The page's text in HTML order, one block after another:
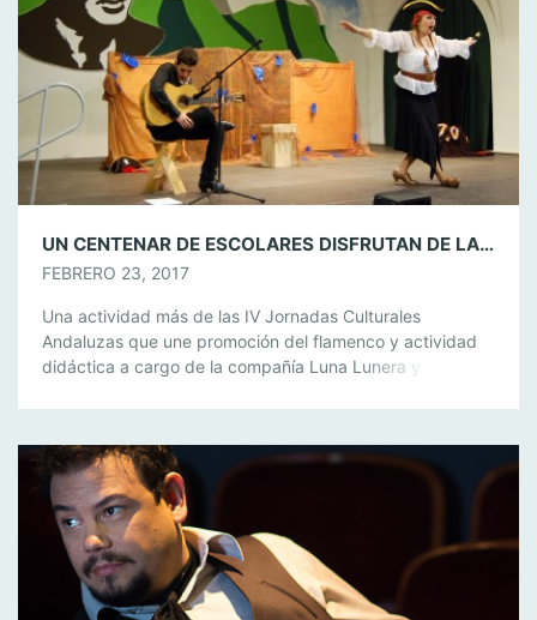
UN CENTENAR DE ESCOLARES DISFRUTAN DE LA OBRA DE TEATRO FLAMENCO ‘EN BUSCA DEL COMPÁS’
FEBRERO 23, 2017
Una actividad más de las IV Jornadas Culturales
Andaluzas que une promoción del flamenco y actividad
didáctica a cargo de la compañía Luna Lunera y la
teatro flamenco infantil ‘En busca del compás’ en el
Edificio Pósito, […]